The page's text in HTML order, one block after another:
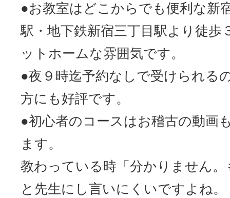
●お教室はどこからでも便利な新
駅・地下鉄新宿三丁目駅より徒歩
ットホームな雰囲気です。
●夜９時迄予約なしで受けられる
方にも好評です。
●初心者のコースはお稽古の動画
ます。
教わっている時「分かりません。
と先生にし言いにくいですよね。